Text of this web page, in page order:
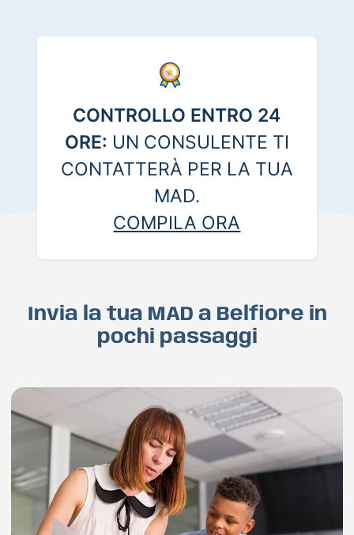
CONTROLLO ENTRO 24
ORE: UN CONSULENTE TI
CONTATTERÀ PER LA TUA
MAD.
COMPILA ORA
Invia la tua MAD a Belfiore in
pochi passaggi